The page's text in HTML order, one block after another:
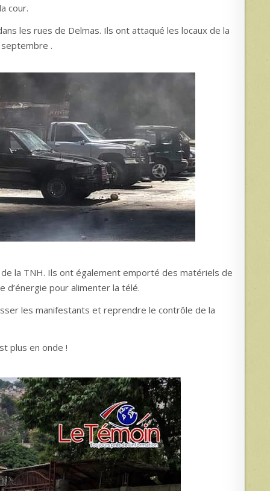
cour.
les rues de Delmas. Ils ont attaqué les locaux de la
.
la TNH. Ils ont également emporté des matériels de
pour alimenter la télé.
les manifestants et reprendre le contrôle de la
plus en onde !